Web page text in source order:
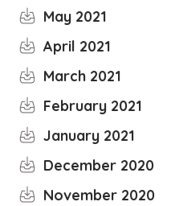
May 2021
April 2021
March 2021
February 2021
January 2021
December 2020
November 2020